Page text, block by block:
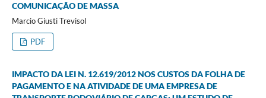
COMUNICAÇÃO DE MASSA
Marcio Giusti Trevisol
PDF
IMPACTO DA LEI N. 12.619/2012 NOS CUSTOS DA FOLHA DE
PAGAMENTO E NA ATIVIDADE DE UMA EMPRESA DE